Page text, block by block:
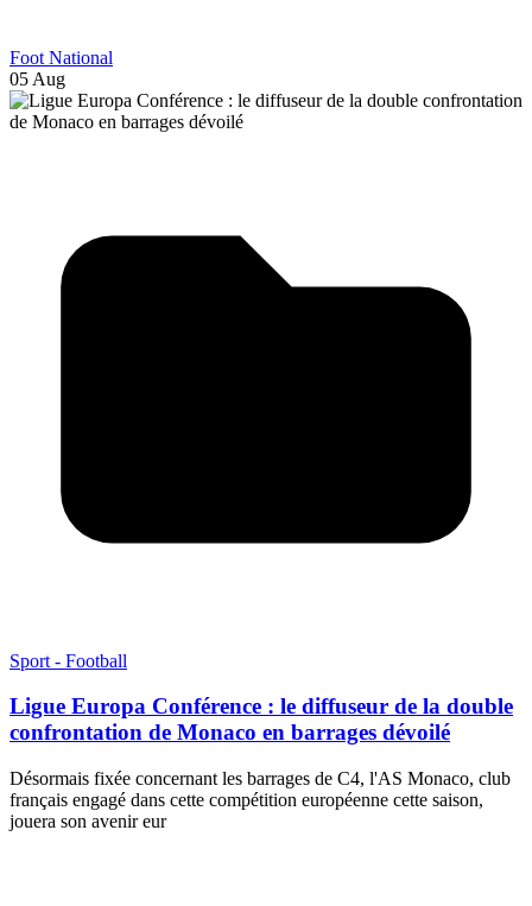
Foot National
05 Aug
Sport - Football
Ligue Europa Conférence : le diffuseur de la double
confrontation de Monaco en barrages dévoilé
Désormais fixée concernant les barrages de C4, l'AS Monaco, club
français engagé dans cette compétition européenne cette saison,
jouera son avenir eur